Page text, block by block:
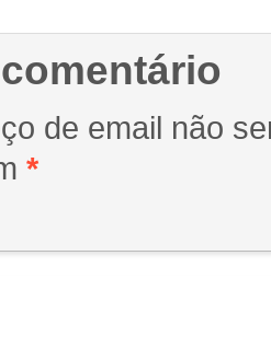
de email não
*